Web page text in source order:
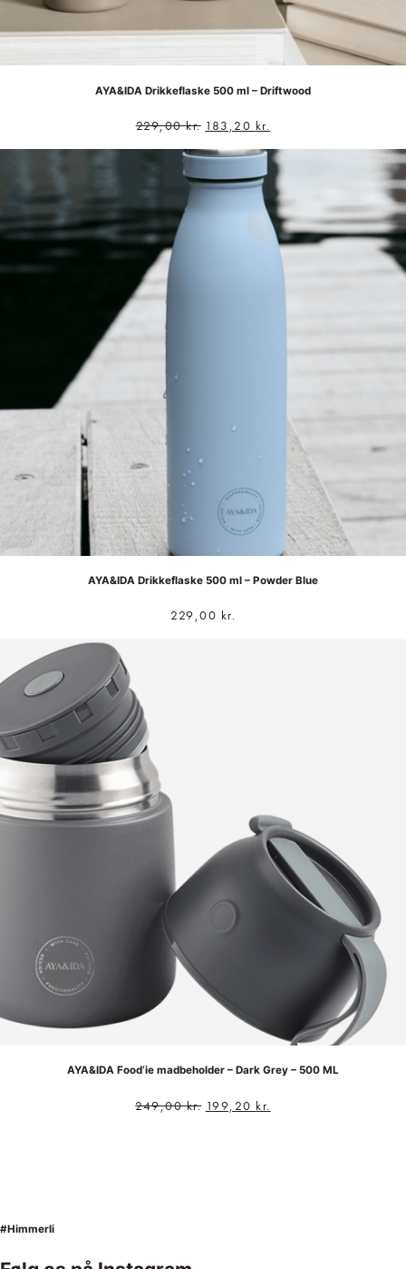
AYA&IDA Drikkeflaske 500 ml – Driftwood
229,00kr. 183,20 kr.
AYA&IDA Drikkeflaske 500 ml – Powder Blue
229,00 kr.
AYA&IDA Food’ie madbeholder – Dark Grey – 500 ML
249,00kr. 199,20 kr.
#Himmerli